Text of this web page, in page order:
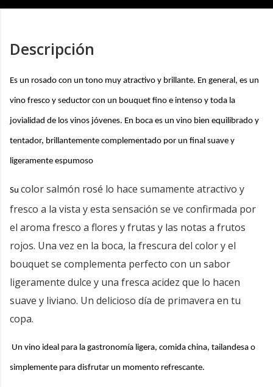
Descripción
Es un rosado con un tono muy atractivo y brillante. En general, es un
vino fresco y seductor con un bouquet fino e intenso y toda la
jovialidad de los vinos jóvenes. En boca es un vino bien equilibrado y
tentador, brillantemente complementado por un final suave y
ligeramente espumoso
Su color salmón rosé lo hace sumamente atractivo y
fresco a la vista y esta sensación se ve confirmada por
el aroma fresco a flores y frutas y las notas a frutos
rojos. Una vez en la boca, la frescura del color y el
bouquet se complementa perfecto con un sabor
ligeramente dulce y una fresca acidez que lo hacen
suave y liviano. Un delicioso día de primavera en tu
copa.
Un vino ideal para la gastronomía ligera, comida china, tailandesa o
simplemente para disfrutar un momento refrescante.